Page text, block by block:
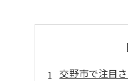
交野市で注目さ